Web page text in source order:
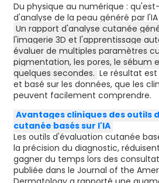
Du physique au numérique :
d'analyse de la peau généré par l'IA
Un rapport d'analyse cutanée
l'imagerie 3D et l'apprentissage
évaluer de multiples paramètres
pigmentation, les pores, le sébum
quelques secondes. Le résultat
et basé sur les données, que les
peuvent facilement comprendre.
Avantages cliniques des outils
cutanée basés sur l'IA
Les outils d'évaluation cutanée
la précision du diagnostic,
gagner du temps lors des
publiée dans le Journal of the